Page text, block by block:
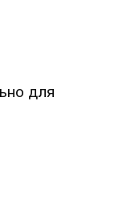
для